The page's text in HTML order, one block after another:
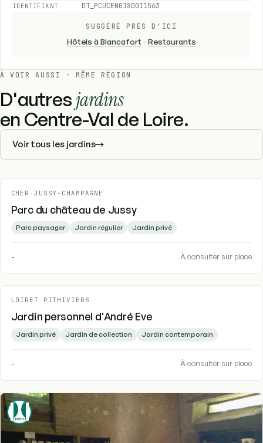
IDENTIFIANT DT_PCUCEN0180011563
SUGGÉRÉ PRÈS D'ICI
Hôtels à Blancafort -Restaurants
À VOIR AUSSI - MÊME RÉGION
D'autresjardins
en Centre-Val de Loire.
Voir tous les jardins
CHER - JUSSY-CHAMPAGNE
Parc du château de Jussy
Parc paysager Jardin régulier Jardin privé
- À consulter sur place
LOIRET - PITHIVIERS
Jardin personnel d'André Eve
Jardin privé Jardin de collection Jardin contemporain
- À consulter sur place